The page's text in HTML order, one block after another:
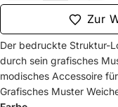
Zur
Der bedruckte Struktur-
durch sein grafisches
modisches Accessoire
Grafisches Muster